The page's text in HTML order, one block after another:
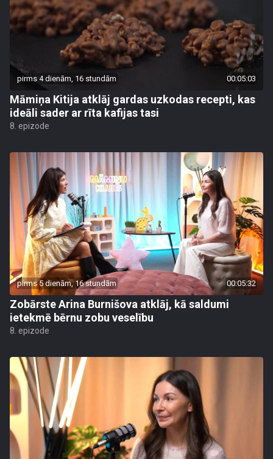
pirms 4 dienām, 16 stundām 00:05:03
Māmiņa Kitija atklāj gardas uzkodas recepti, kas
ideāli sader ar rīta kafijas tasi
8. epizode
pirms 5 dienām, 16 stundām 00:05:32
Zobārste Arina Burnišova atklāj, kā saldumi
ietekmē bērnu zobu veselību
8. epizode